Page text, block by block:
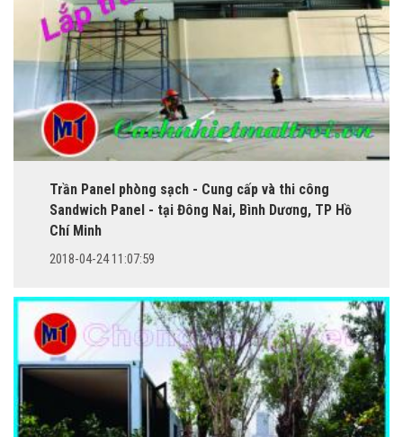
Trần Panel phòng sạch - Cung cấp và thi công
Sandwich Panel - tại Đông Nai, Bình Dương, TP Hồ
Chí Minh
2018-04-24 11:07:59